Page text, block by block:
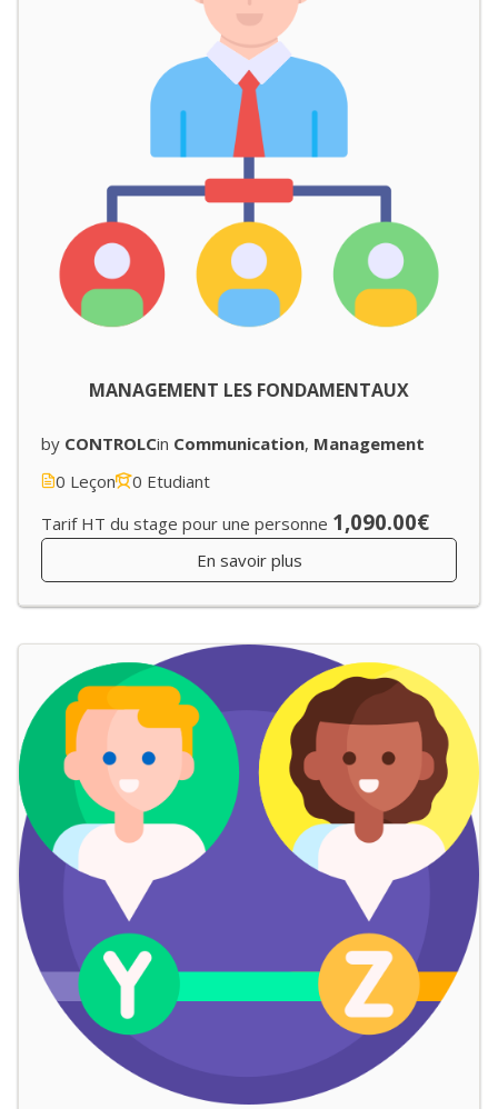
MANAGEMENT LES FONDAMENTAUX
by CONTROLCin Communication, Management
0 Leçon
0 Etudiant
Tarif HT du stage pour une personne 1,090.00€
En savoir plus